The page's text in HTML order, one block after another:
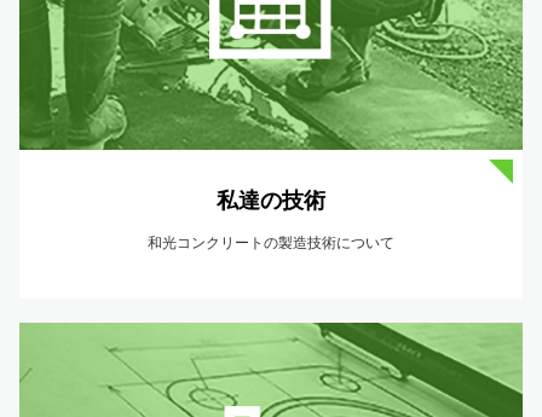
私達の技術
和光コンクリートの製造技術について